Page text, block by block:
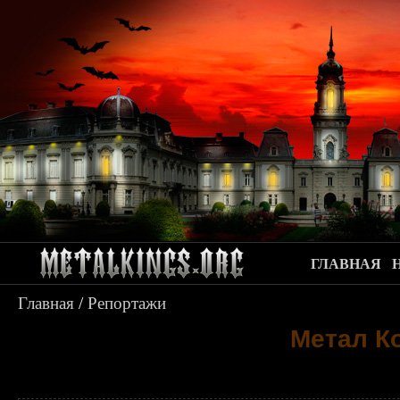
ГЛАВНАЯ
Главная /Репортажи
Метал